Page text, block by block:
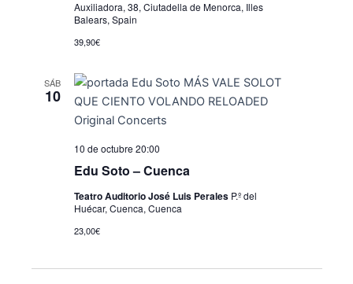
Auxiliadora, 38, Ciutadella de Menorca, Illes
Balears, Spain
39,90€
SÁB
10
Edu Soto – Cuenca
10 de octubre 20:00
Teatro Auditorio José Luis Perales P.º del
Huécar, Cuenca, Cuenca
23,00€